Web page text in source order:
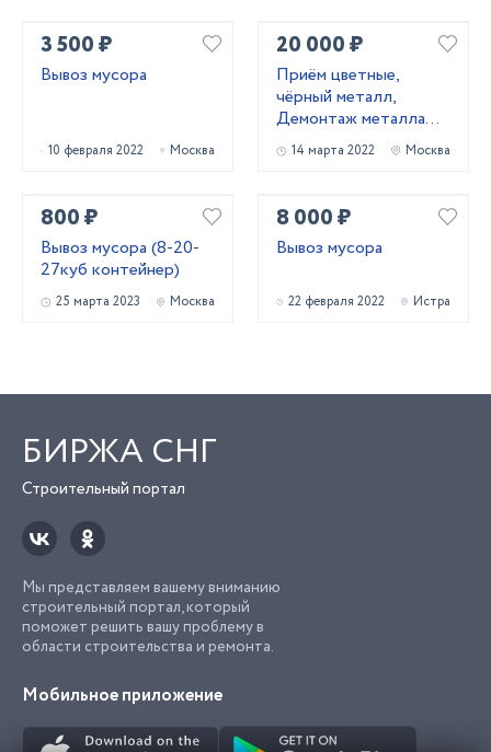
3 500 ₽
Вывоз мусора
10 февраля 2022 Москва
20 000 ₽
Приём цветные,
чёрный металл,
Демонтаж металла
конструкции
14 марта 2022 Москва
800 ₽
Вывоз мусора (8-20-
27куб контейнер)
25 марта 2023 Москва
8 000 ₽
Вывоз мусора
22 февраля 2022 Истра
БИРЖА СНГ
Строительный портал
Мы представляем вашему вниманию
строительный портал, который
поможет решить вашу проблему в
области строительства и ремонта.
Мобильное приложение